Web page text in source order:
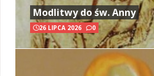
Modlitwy do św. Anny
26 LIPCA 2026 0